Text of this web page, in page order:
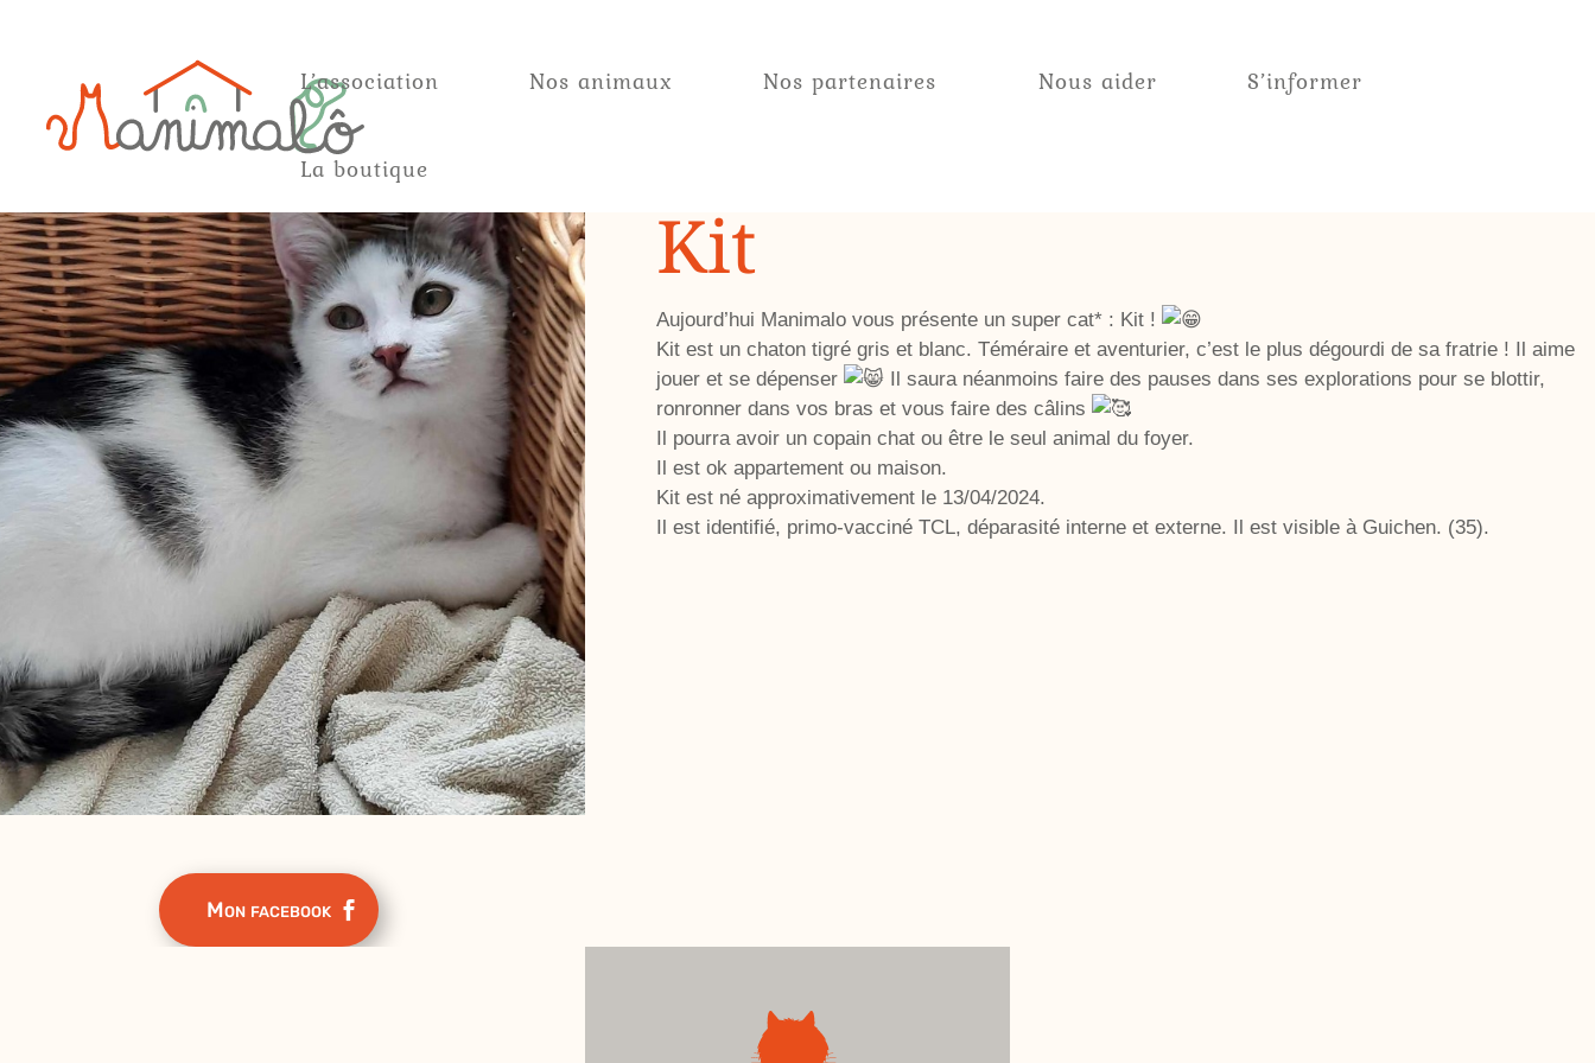
L’association Nos animaux Nos partenaires Nous aider S’informer
La boutique
Mon facebook
Kit
Aujourd’hui Manimalo vous présente un super cat* : Kit !
Kit est un chaton tigré gris et blanc. Téméraire et aventurier, c’est le plus dégourdi de sa fratrie ! Il aime
jouer et se dépenser
Il saura néanmoins faire des pauses dans ses explorations pour se blottir,
ronronner dans vos bras et vous faire des câlins
Il pourra avoir un copain chat ou être le seul animal du foyer.
Il est ok appartement ou maison.
Kit est né approximativement le 13/04/2024.
Il est identifié, primo-vacciné TCL, déparasité interne et externe. Il est visible à Guichen. (35).